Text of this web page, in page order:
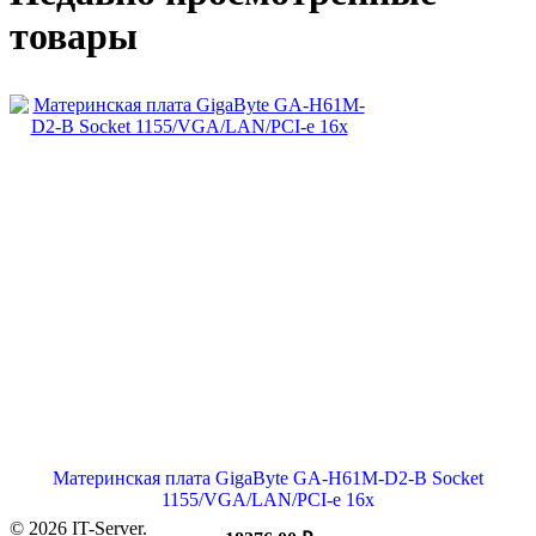
товары
Материнская плата GigaByte GA-H61M-D2-B Socket
1155/VGA/LAN/PCI-e 16x
© 2026 IT-Server.